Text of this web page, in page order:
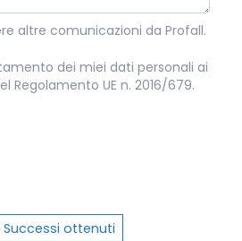
altre comunicazioni da Profall.
dei miei dati personali ai
Regolamento UE n. 2016/679.
Successi ottenuti